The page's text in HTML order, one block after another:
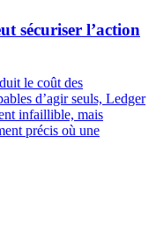
sécuriser l’action
le coût des
d’agir seuls, Ledger
infaillible, mais
précis où une